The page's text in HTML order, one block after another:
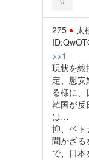
275 太
>>1
現状を総
定、慰
る様に、
韓国が反
は…
抑、ベト
聞かざる
で、日